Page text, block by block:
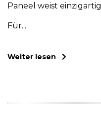
Paneel weist
Für...
Weiter lesen